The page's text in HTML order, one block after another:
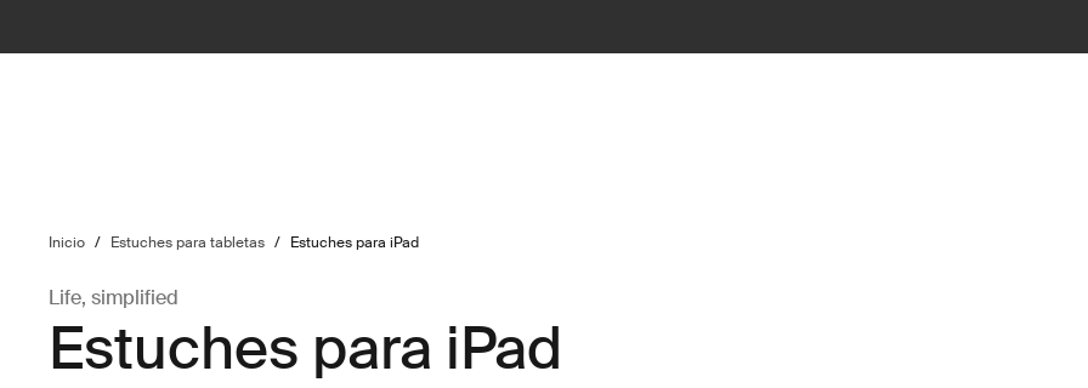
Inicio / Estuches para tabletas / Estuches para iPad
Life, simplified
Estuches para iPad